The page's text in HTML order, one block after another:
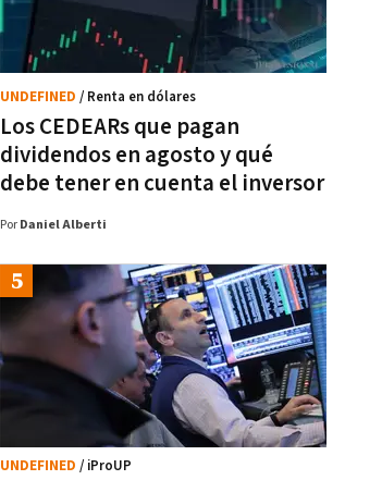
Los CEDEARs que pagan
dividendos en agosto y qué
debe tener en cuenta el inversor
UNDEFINED / Renta en dólares
Por Daniel Alberti
UNDEFINED / iProUP